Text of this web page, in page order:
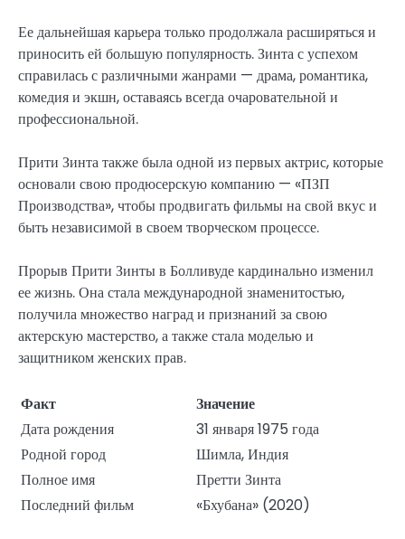
Ее дальнейшая карьера только продолжала расширяться и
приносить ей большую популярность. Зинта с успехом
справилась с различными жанрами — драма, романтика,
комедия и экшн, оставаясь всегда очаровательной и
профессиональной.
Прити Зинта также была одной из первых актрис, которые
основали свою продюсерскую компанию — «ПЗП
Производства», чтобы продвигать фильмы на свой вкус и
быть независимой в своем творческом процессе.
Прорыв Прити Зинты в Болливуде кардинально изменил
ее жизнь. Она стала международной знаменитостью,
получила множество наград и признаний за свою
актерскую мастерство, а также стала моделью и
защитником женских прав.
Факт
Значение
Дата рождения
31 января 1975 года
Родной город
Шимла, Индия
Полное имя
Претти Зинта
Последний фильм
«Бхубана» (2020)